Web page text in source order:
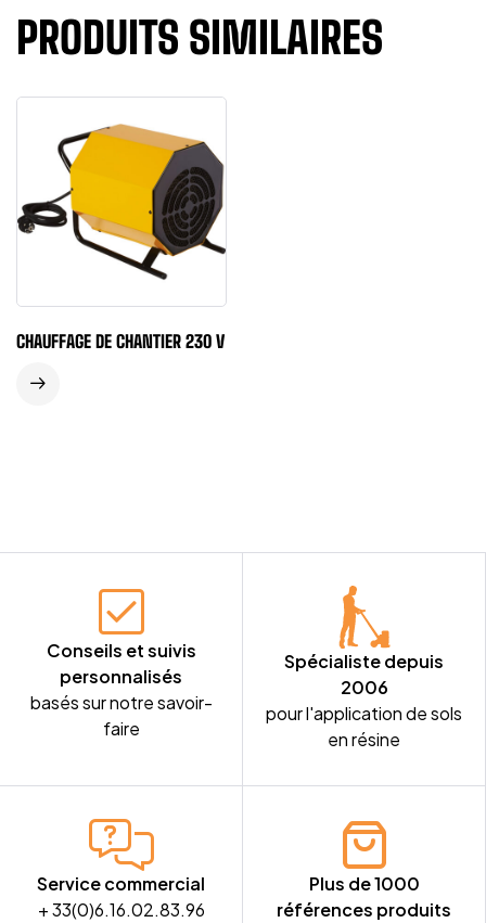
PRODUITS SIMILAIRES
CHAUFFAGE DE CHANTIER 230 V
Conseils et suivis
personnalisés
basés sur notre savoir-
faire
Spécialiste depuis
2006
pour l'application de sols
en résine
Service commercial
+ 33(0)6.16.02.83.96
Plus de 1000
références produits